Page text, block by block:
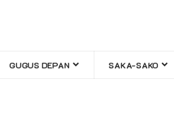
GUGUS DEPAN SAKA-SAKO